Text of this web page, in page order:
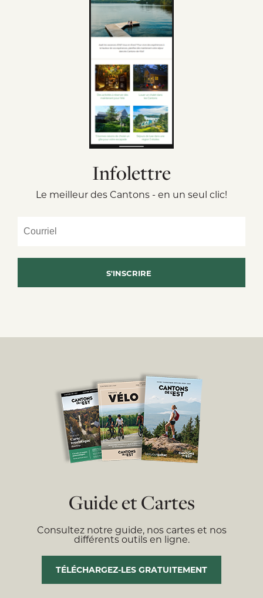
Infolettre
Le meilleur des Cantons - en un seul clic!
Guide et Cartes
Consultez notre guide, nos cartes et nos
différents outils en ligne.
TÉLÉCHARGEZ-LES GRATUITEMENT